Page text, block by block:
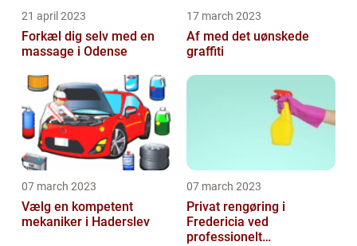
21 april 2023
Forkæl dig selv med en
massage i Odense
17 march 2023
Af med det uønskede
graffiti
07 march 2023
Vælg en kompetent
mekaniker i Haderslev
07 march 2023
Privat rengøring i
Fredericia ved
professionelt